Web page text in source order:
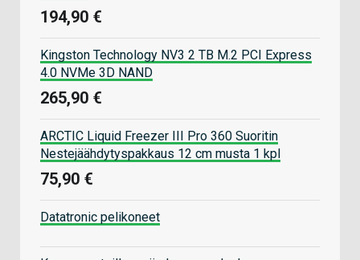
194,90 €
Kingston Technology NV3 2 TB M.2 PCI Express
4.0 NVMe 3D NAND
265,90 €
ARCTIC Liquid Freezer III Pro 360 Suoritin
Nestejäähdytyspakkaus 12 cm musta 1 kpl
75,90 €
Datatronic pelikoneet